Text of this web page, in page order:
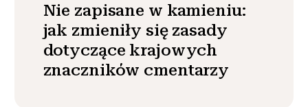
Nie zapisane w kamieniu:
jak zmieniły się zasady
dotyczące krajowych
znaczników cmentarzy